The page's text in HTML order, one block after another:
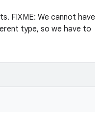
FIXME: We cannot have
type, so we have to